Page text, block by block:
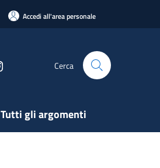
Accedi all'area personale
Cerca
Tutti gli argomenti